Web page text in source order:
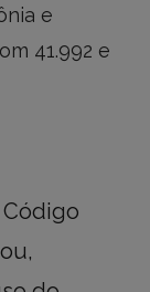
e
41.992 e
Código